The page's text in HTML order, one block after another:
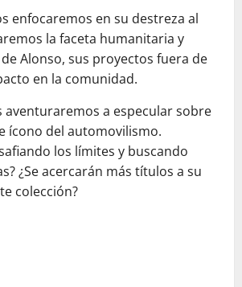
enfocaremos en su destreza al
la faceta humanitaria y
Alonso, sus proyectos fuera de
en la comunidad.
aventuraremos a especular sobre
ícono del automovilismo.
los límites y buscando
¿Se acercarán más títulos a su
colección?